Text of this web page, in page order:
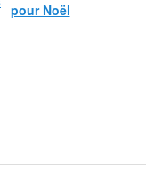
pour Noël